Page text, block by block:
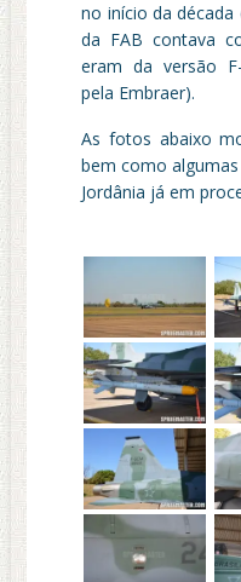
no início da
da FAB contava
eram da versão
pela Embraer).
As fotos abaixo
bem como
Jordânia já em